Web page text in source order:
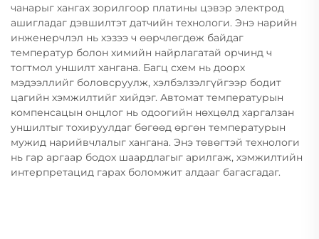
чанарыг хангах зорилгоор платины цэвэр электрод
ашигладаг дэвшилтэт датчийн технологи. Энэ нарийн
инженерчлэл нь хэзээ ч өөрчлөгдөж байдаг
температур болон химийн найрлагатай орчинд ч
тогтмол уншилт хангана. Багц схем нь доорх
мэдээллийг боловсруулж, хэлбэлзэлгүйгээр бодит
цагийн хэмжилтийг хийдэг. Автомат температурын
компенсацын онцлог нь одоогийн нөхцөлд харгалзан
уншилтыг тохируулдаг бөгөөд өргөн температурын
мужид нарийвчлалыг хангана. Энэ төвөгтэй технологи
нь гар аргаар бодох шаардлагыг арилгаж, хэмжилтийн
интерпретацид гарах боломжит алдааг багасгадаг.